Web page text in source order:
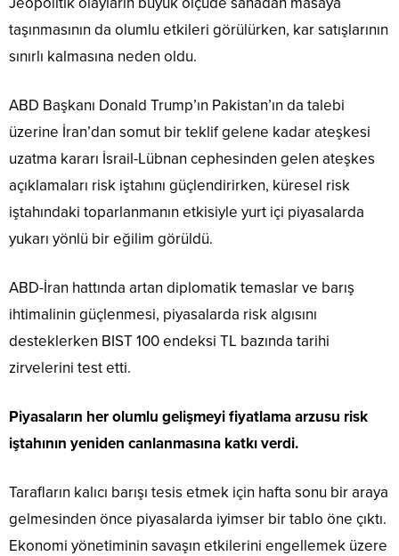
taşınmasının da olumlu etkileri görülürken, kar satışlarının
sınırlı kalmasına neden oldu.
ABD Başkanı Donald Trump’ın Pakistan’ın da talebi
üzerine İran’dan somut bir teklif gelene kadar ateşkesi
uzatma kararı İsrail-Lübnan cephesinden gelen ateşkes
açıklamaları risk iştahını güçlendirirken, küresel risk
iştahındaki toparlanmanın etkisiyle yurt içi piyasalarda
yukarı yönlü bir eğilim görüldü.
ABD-İran hattında artan diplomatik temaslar ve barış
ihtimalinin güçlenmesi, piyasalarda risk algısını
desteklerken BIST 100 endeksi TL bazında tarihi
zirvelerini test etti.
Piyasaların her olumlu gelişmeyi fiyatlama arzusu risk
iştahının yeniden canlanmasına katkı verdi.
Tarafların kalıcı barışı tesis etmek için hafta sonu bir araya
gelmesinden önce piyasalarda iyimser bir tablo öne çıktı.
Ekonomi yönetiminin savaşın etkilerini engellemek üzere